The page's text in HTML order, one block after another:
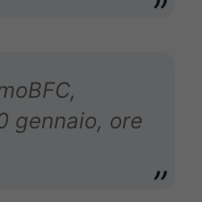
gennaio, ore